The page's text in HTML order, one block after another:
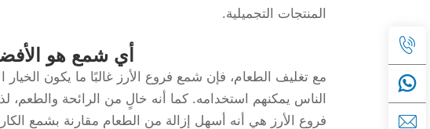
المنتجات التجميلية.
أي شمع هو
مع تغليف الطعام، فإن شمع فروع الأرز غالبًا ما يكون
الناس يمكنهم استخدامه. كما أنه خالٍ من الرائحة
فروع الأرز هي أنه أسهل إزالة من الطعام مقارنة بشمع